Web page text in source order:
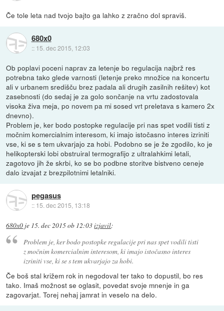
Če tole leta nad tvojo bajto ga lahko z zračno dol spraviš.
680x0
:: 15. dec 2015, 12:03
Ob poplavi poceni naprav za letenje bo regulacija najbrž res
potrebna tako glede varnosti (letenje preko množice na koncertu
ali v urbanem središču brez padala ali drugih zasilnih rešitev) kot
zasebnosti (do sedaj je za golo sončanje na vrtu zadostovala
visoka živa meja, po novem pa mi sosed vrt preletava s kamero 2x
dnevno).
Problem je, ker bodo postopke regulacije pri nas spet vodili tisti z
močnim komercialnim interesom, ki imajo istočasno interes izriniti
vse, ki se s tem ukvarjajo za hobi. Podobno se je že zgodilo, ko je
helikopterski lobi obstruiral termografijo z ultralahkimi letali,
zagotovo jih že skrbi, ko se bo podbne storitve bistveno ceneje
dalo izvajat z brezpilotnimi letalniki.
pegasus
:: 15. dec 2015, 13:18
680x0 je 15. dec 2015 ob 12:03izjavil:
Problem je, ker bodo postopke regulacije pri nas spet vodili tisti
z močnim komercialnim interesom, ki imajo istočasno interes
izriniti vse, ki se s tem ukvarjajo za hobi.
Če boš stal križem rok in negodoval ter tako to dopustil, bo res
tako. Imaš možnost se oglasit, povedat svoje mnenje in ga
zagovarjat. Torej nehaj jamrat in veselo na delo.